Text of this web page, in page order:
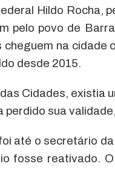
Hildo Rocha,
pelo povo de
cheguem na
desde 2015.
Cidades, existia
perdido sua
até o secretário
fosse reativado.